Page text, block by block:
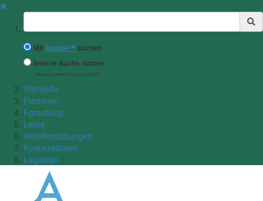
✖
Suchbegriff
MitGoogle™ suchen
Interne Suche nutzen
(eingeschränkte Ergebnisqualität)
Startseite
Personen
Forschung
Lehre
Veröffentlichungen
Kooperationen
Lageplan